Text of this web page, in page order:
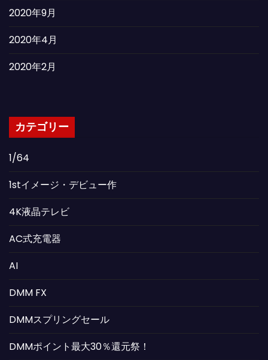
2020年9月
2020年4月
2020年2月
カテゴリー
1/64
1stイメージ・デビュー作
4K液晶テレビ
AC式充電器
AI
DMM FX
DMMスプリングセール
DMMポイント最大30％還元祭！